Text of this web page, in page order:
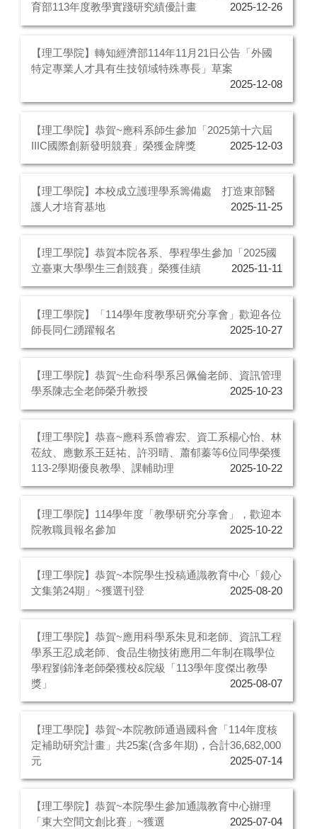
育部113年度教學實踐研究績優計畫
2025-12-26
【理工學院】轉知經濟部114年11月21日公告「外國
特定專業人才具有生技領域特殊專長」草案
2025-12-08
【理工學院】恭賀~應科系師生參加「2025第十六屆
IIIC國際創新發明競賽」榮獲金牌獎
2025-12-03
【理工學院】本校成立護理學系籌備處 打造東部醫
護人才培育基地
2025-11-25
【理工學院】恭賀本院各系、學程學生參加「2025國
立臺東大學學生三創競賽」榮獲佳績
2025-11-11
【理工學院】「114學年度教學研究分享會」歡迎各位
師長同仁踴躍報名
2025-10-27
【理工學院】恭賀~生命科學系呂佩倫老師、資訊管理
學系陳志全老師榮升教授
2025-10-23
【理工學院】恭喜~應科系曾睿宏、資工系楊心怡、林
莅紋、應數系王廷祐、許羽晴、蕭郁蓁等6位同學榮獲
113-2學期優良教學、課輔助理
2025-10-22
【理工學院】114學年度「教學研究分享會」，歡迎本
院教職員報名參加
2025-10-22
【理工學院】恭賀~本院學生投稿通識教育中心「鏡心
文集第24期」~獲選刊登
2025-08-20
【理工學院】恭賀~應用科學系朱見和老師、資訊工程
學系王忍成老師、食品生物技術應用二年制在職學位
學程劉錦浲老師榮獲校&院級「113學年度傑出教學
獎」
2025-08-07
【理工學院】恭賀~本院教師通過國科會「114年度核
定補助研究計畫」共25案(含多年期)，合計36,682,000
元
2025-07-14
【理工學院】恭賀~本院學生參加通識教育中心辦理
「東大空間文創比賽」~獲選
2025-07-04